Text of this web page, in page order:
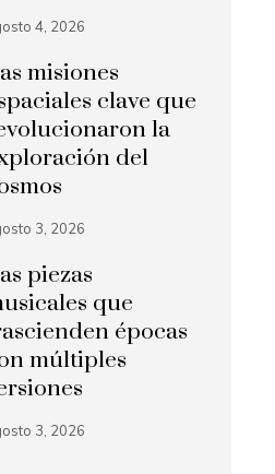
4, 2026
misiones
clave que
la
del
3, 2026
piezas
que
épocas
múltiples
3, 2026